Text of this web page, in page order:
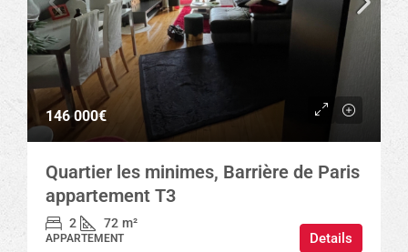
146 000€
Quartier les minimes, Barrière de Paris
appartement T3
2 72 m²
APPARTEMENT Details